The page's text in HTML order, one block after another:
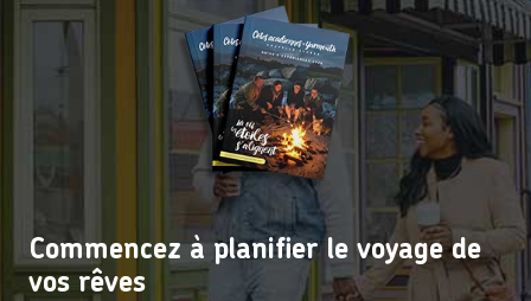
Commencez à planifier le voyage de
vos rêves